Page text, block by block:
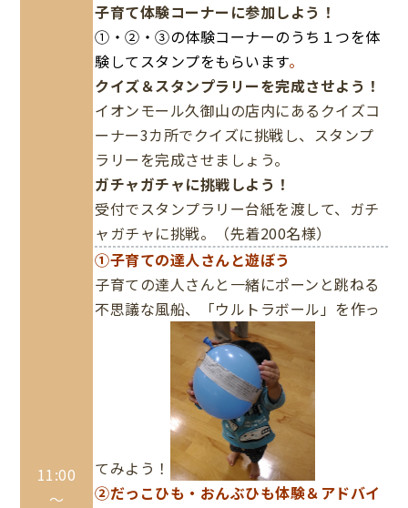
11:00
～
子育て体験コーナーに参加しよう！
①・②・③の体験コーナーのうち１つを体
験してスタンプをもらいます。
クイズ＆スタンプラリーを完成させよう！
イオンモール久御山の店内にあるクイズコ
ーナー3カ所でクイズに挑戦し、スタンプ
ラリーを完成させましょう。
ガチャガチャに挑戦しよう！
受付でスタンプラリー台紙を渡して、ガチ
ャガチャに挑戦。（先着200名様）
①子育ての達人さんと遊ぼう
子育ての達人さんと一緒にポーンと跳ねる
不思議な風船、「ウルトラボール」を作っ
てみよう！
②だっこひも・おんぶひも体験＆アドバイ